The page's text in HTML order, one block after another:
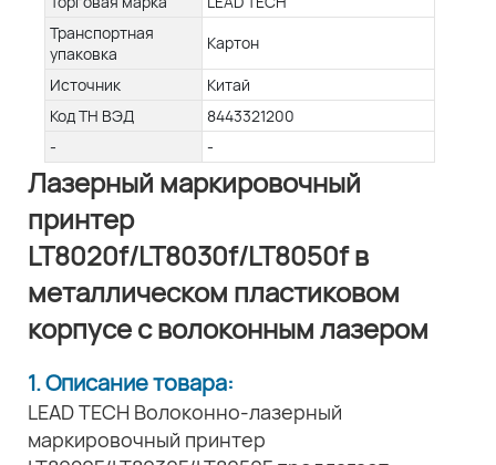
Транспортная
упаковка
Картон
Источник
Китай
Код ТН ВЭД
8443321200
-
-
Лазерный маркировочный
принтер
LT8020f/LT8030f/LT8050f в
металлическом пластиковом
корпусе с волоконным лазером
1. Описание товара:
LEAD TECH Волоконно-лазерный
маркировочный принтер